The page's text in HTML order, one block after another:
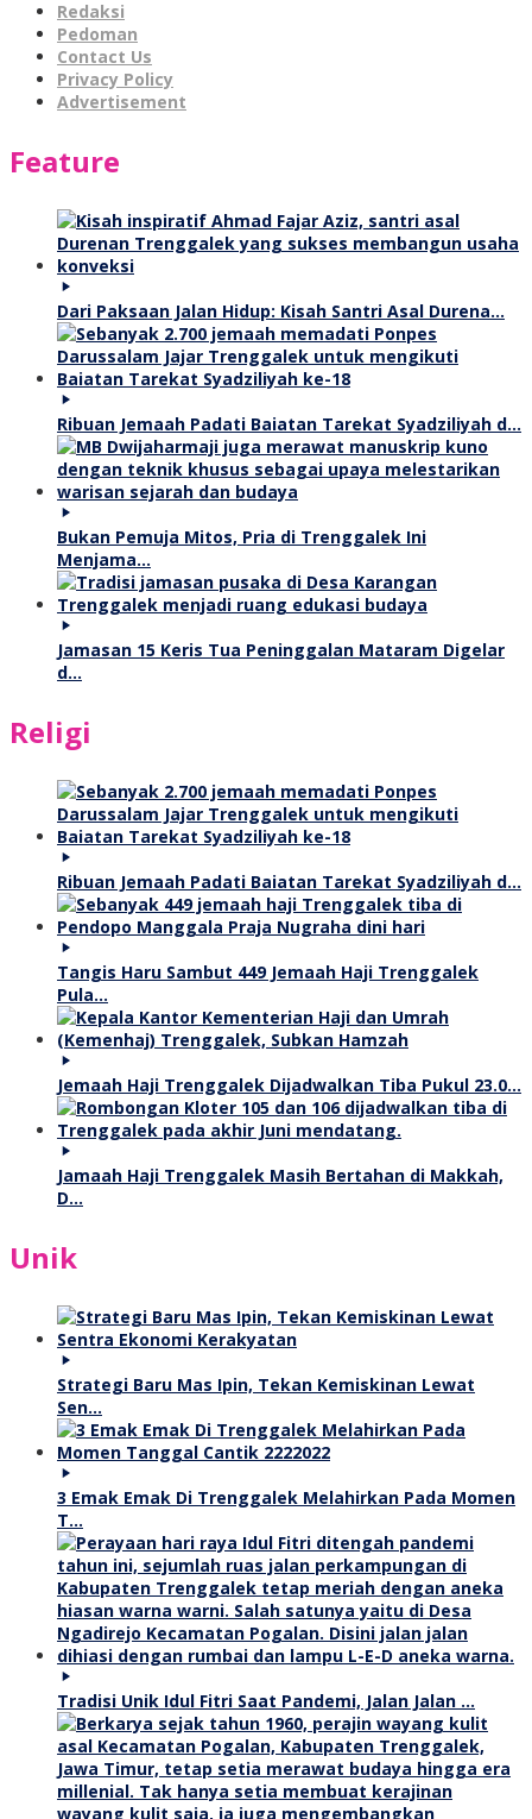
Redaksi
Pedoman
Contact Us
Privacy Policy
Advertisement
Feature
Dari Paksaan Jalan Hidup: Kisah Santri Asal Durena…
Ribuan Jemaah Padati Baiatan Tarekat Syadziliyah d…
Bukan Pemuja Mitos, Pria di Trenggalek Ini
Menjama…
Jamasan 15 Keris Tua Peninggalan Mataram Digelar
d…
Religi
Ribuan Jemaah Padati Baiatan Tarekat Syadziliyah d…
Tangis Haru Sambut 449 Jemaah Haji Trenggalek
Pula…
Jemaah Haji Trenggalek Dijadwalkan Tiba Pukul 23.0…
Jamaah Haji Trenggalek Masih Bertahan di Makkah,
D…
Unik
Strategi Baru Mas Ipin, Tekan Kemiskinan Lewat
Sen…
3 Emak Emak Di Trenggalek Melahirkan Pada Momen
T…
Tradisi Unik Idul Fitri Saat Pandemi, Jalan Jalan …